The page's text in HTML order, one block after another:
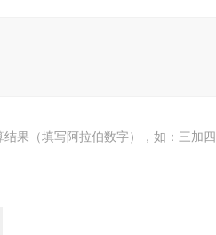
结果（填写阿拉伯数字），如：三加四